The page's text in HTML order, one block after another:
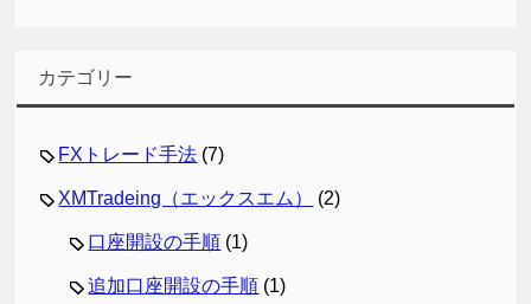
カテゴリー
FXトレード手法 (7)
XMTradeing（エックスエム） (2)
口座開設の手順 (1)
追加口座開設の手順 (1)